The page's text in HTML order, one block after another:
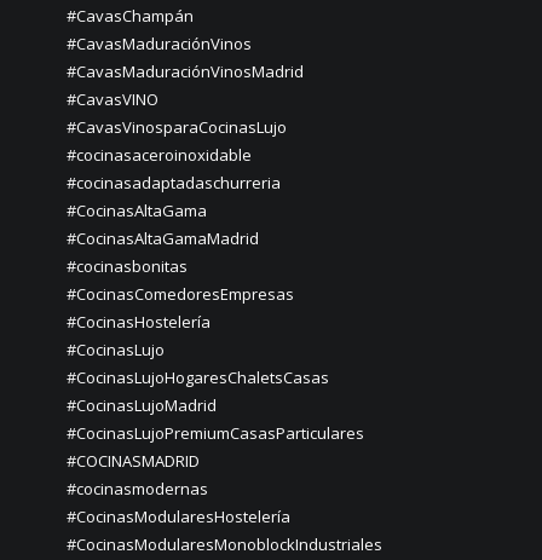
#CavasChampán
#CavasMaduraciónVinos
#CavasMaduraciónVinosMadrid
#CavasVINO
#CavasVinosparaCocinasLujo
#cocinasaceroinoxidable
#cocinasadaptadaschurreria
#CocinasAltaGama
#CocinasAltaGamaMadrid
#cocinasbonitas
#CocinasComedoresEmpresas
#CocinasHostelería
#CocinasLujo
#CocinasLujoHogaresChaletsCasas
#CocinasLujoMadrid
#CocinasLujoPremiumCasasParticulares
#COCINASMADRID
#cocinasmodernas
#CocinasModularesHostelería
#CocinasModularesMonoblockIndustriales